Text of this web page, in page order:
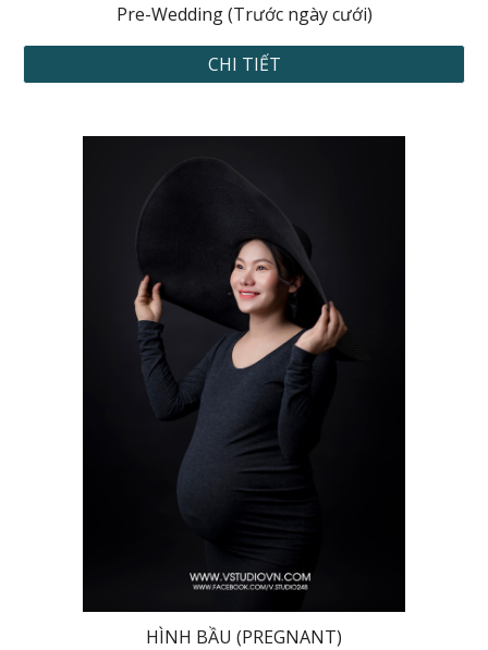
Pre-Wedding (Trước ngày cưới)
CHI TIẾT
HÌNH BẦU (PREGNANT)